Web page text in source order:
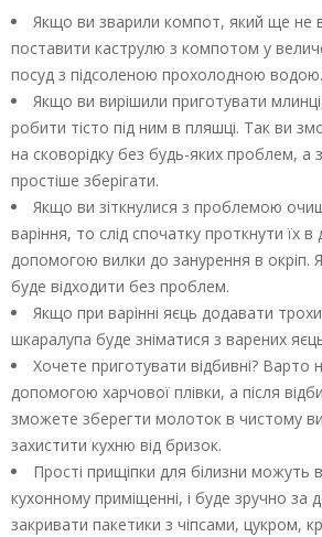
Якщо ви зварили компот, який ще не
поставити каструлю з компотом у
посуд з підсоленою прохолодною водою.
Якщо ви вирішили приготувати
робити тісто під ним в пляшці. Так ви
на сковорідку без будь-яких проблем, а
простіше зберігати.
Якщо ви зіткнулися з проблемою
варіння, то слід спочатку проткнути їх в
допомогою вилки до занурення в окріп.
буде відходити без проблем.
Якщо при варінні яєць додавати
шкаралупа буде зніматися з варених
Хочете приготувати відбивні? Варто
допомогою харчової плівки, а після
зможете зберегти молоток в чистому
захистити кухню від бризок.
Прості прищіпки для білизни можуть
кухонному приміщенні, і буде зручно за
закривати пакетики з чіпсами, цукром,